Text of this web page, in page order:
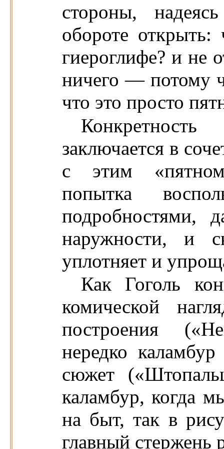
стороны,
обороте
гиероглифе? и не
ничего — потому
что это просто
заключается в
с этим
попытка
подробностями,
наружности, и
уплотняет и
Как Гоголь
комической
построения
нередко
сюжет
каламбур, когда
на быт, так в
главный стержень